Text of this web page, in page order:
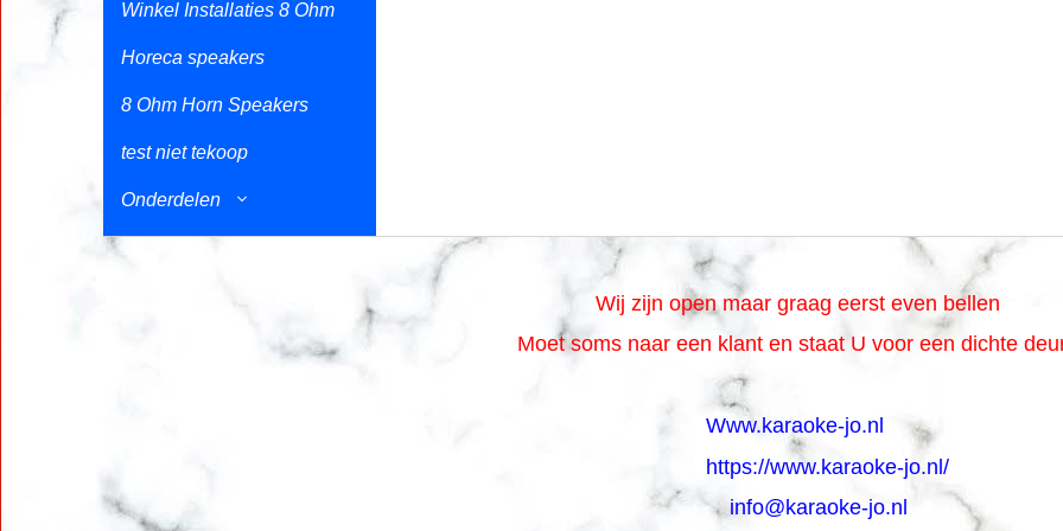
Winkel Installaties 8 Ohm
Horeca speakers
8 Ohm Horn Speakers
test niet tekoop
Onderdelen
Wij zijn open maar graag eerst even bellen
Moet soms naar een klant en staat U voor een dichte
Www.karaoke-jo.nl
https://www.karaoke-jo.nl/
info@karaoke-jo.nl